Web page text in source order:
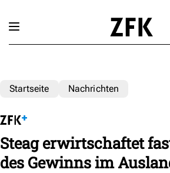
Startseite Nachrichten
Steag erwirtschaftet
des Gewinns im